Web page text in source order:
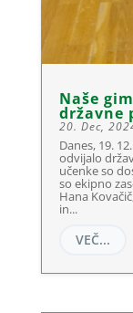
Naše
državne
20. Dec,
Danes, 19.
odvijalo
učenke so
so ekipno
Hana
in...
VEČ...